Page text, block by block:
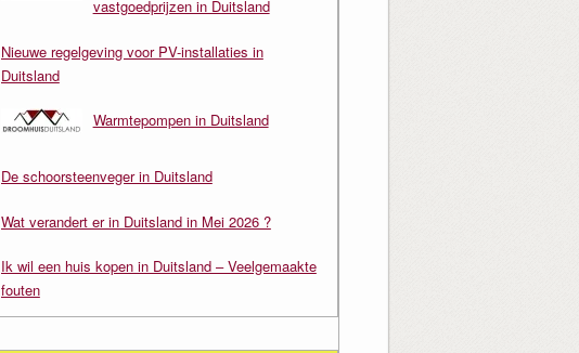
vastgoedprijzen in Duitsland
Nieuwe regelgeving voor PV-installaties in
Duitsland
Warmtepompen in Duitsland
De schoorsteenveger in Duitsland
Wat verandert er in Duitsland in Mei 2026 ?
Ik wil een huis kopen in Duitsland – Veelgemaakte
fouten